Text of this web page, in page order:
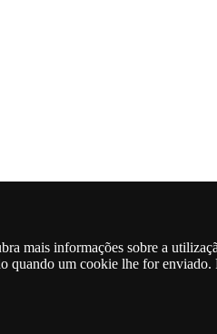
mais informações sobre a
quando um cookie lhe for